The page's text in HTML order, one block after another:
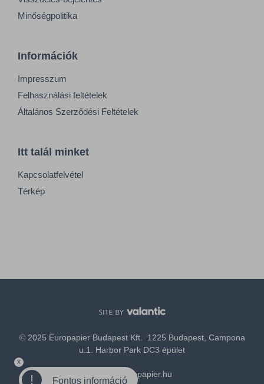
Minőségpolitika
Információk
Impresszum
Felhasználási feltételek
Általános Szerződési Feltételek
Itt talál minket
Kapcsolatfelvétel
Térkép
© 2025 Europapier Budapest Kft. 1225 Budapest, Campona
u.1. Harbor Park DC3 épület
office@europapier.hu
! Fontos információ
x